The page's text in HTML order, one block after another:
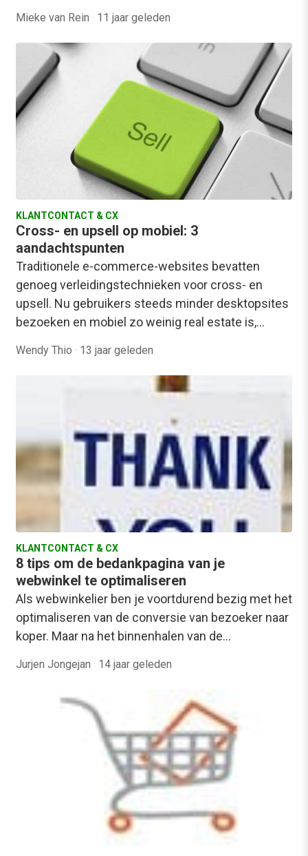
Mieke van Rein · 11 jaar geleden
KLANTCONTACT & CX
Cross- en upsell op mobiel: 3
aandachtspunten
Traditionele e-commerce-websites bevatten
genoeg verleidingstechnieken voor cross- en
upsell. Nu gebruikers steeds minder desktopsites
bezoeken en mobiel zo weinig real estate is,…
Wendy Thio · 13 jaar geleden
KLANTCONTACT & CX
8 tips om de bedankpagina van je
webwinkel te optimaliseren
Als webwinkelier ben je voortdurend bezig met het
optimaliseren van de conversie van bezoeker naar
koper. Maar na het binnenhalen van de…
Jurjen Jongejan · 14 jaar geleden